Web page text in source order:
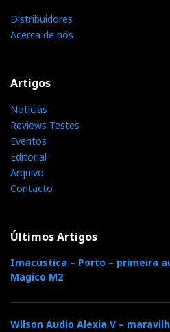
Distribuidores
Acerca de nós
Artigos
Notícias
Reviews Testes
Eventos
Editorial
Arquivo
Contacto
Últimos Artigos
Imacustica – Porto – primeira
Magico M2
Wilson Audio Alexia V –